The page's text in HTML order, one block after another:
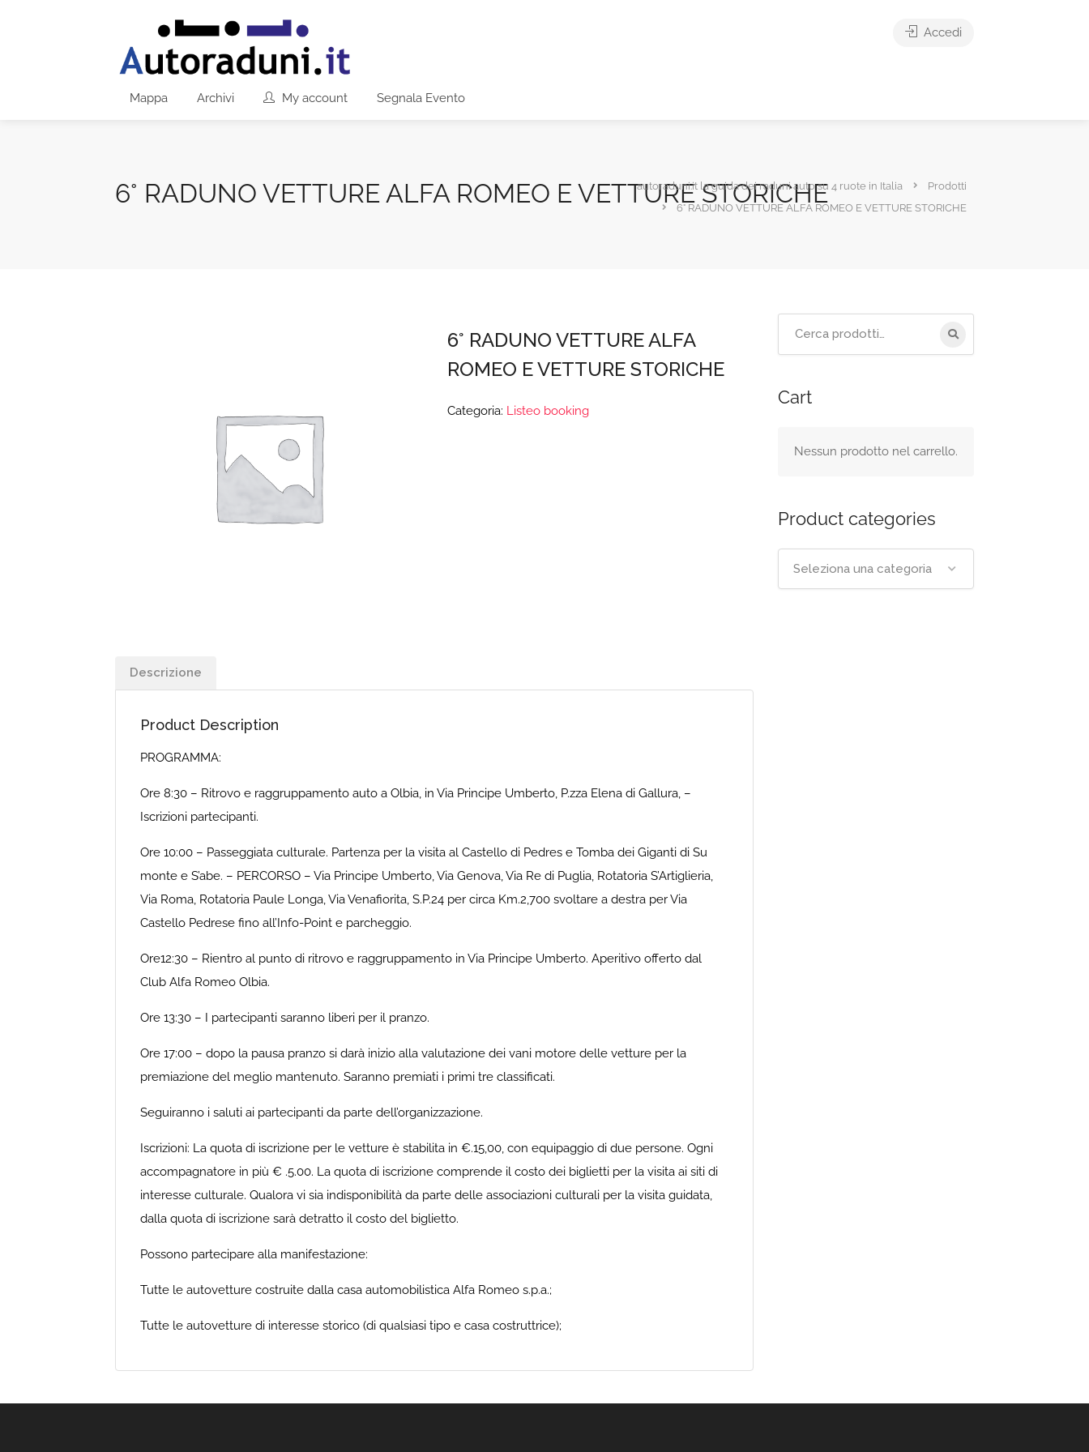
Mappa Archivi My account Segnala Evento
Accedi
6° RADUNO VETTURE ALFA ROMEO E VETTURE STORICHE
autoraduni.it la guida dei raduni auto su 4 ruote in Italia
Prodotti
6° RADUNO VETTURE ALFA ROMEO E VETTURE STORICHE
6° RADUNO VETTURE ALFA
ROMEO E VETTURE STORICHE
Categoria: Listeo booking
Descrizione
Product Description
PROGRAMMA:
Ore 8:30 – Ritrovo e raggruppamento auto a Olbia, in Via Principe Umberto, P.zza Elena di Gallura, –
Iscrizioni partecipanti.
Ore 10:00 – Passeggiata culturale. Partenza per la visita al Castello di Pedres e Tomba dei Giganti di Su
monte e S’abe. – PERCORSO – Via Principe Umberto, Via Genova, Via Re di Puglia, Rotatoria S’Artiglieria,
Via Roma, Rotatoria Paule Longa, Via Venafiorita, S.P.24 per circa Km.2,700 svoltare a destra per Via
Castello Pedrese fino all’Info-Point e parcheggio.
Ore12:30 – Rientro al punto di ritrovo e raggruppamento in Via Principe Umberto. Aperitivo offerto dal
Club Alfa Romeo Olbia.
Ore 13:30 – I partecipanti saranno liberi per il pranzo.
Ore 17:00 – dopo la pausa pranzo si darà inizio alla valutazione dei vani motore delle vetture per la
premiazione del meglio mantenuto. Saranno premiati i primi tre classificati.
Seguiranno i saluti ai partecipanti da parte dell’organizzazione.
Iscrizioni: La quota di iscrizione per le vetture è stabilita in €.15,00, con equipaggio di due persone. Ogni
accompagnatore in più € .5.00. La quota di iscrizione comprende il costo dei biglietti per la visita ai siti di
interesse culturale. Qualora vi sia indisponibilità da parte delle associazioni culturali per la visita guidata,
dalla quota di iscrizione sarà detratto il costo del biglietto.
Possono partecipare alla manifestazione:
Tutte le autovetture costruite dalla casa automobilistica Alfa Romeo s.p.a.;
Tutte le autovetture di interesse storico (di qualsiasi tipo e casa costruttrice);
Cart
Nessun prodotto nel carrello.
Product categories
Seleziona una categoria